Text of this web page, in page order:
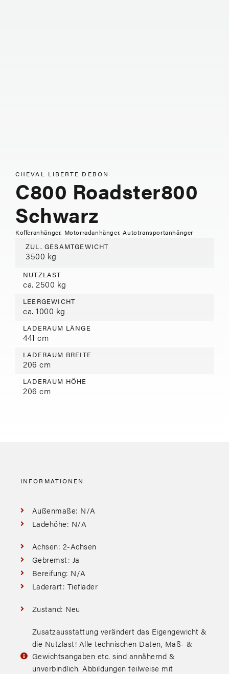
CHEVAL LIBERTE DEBON
C800 Roadster800
Schwarz
Kofferanhänger, Motorradanhänger, Autotransportanhänger
ZUL. GESAMTGEWICHT
3500 kg
NUTZLAST
ca. 2500 kg
LEERGEWICHT
ca. 1000 kg
LADERAUM LÄNGE
441 cm
LADERAUM BREITE
206 cm
LADERAUM HÖHE
206 cm
INFORMATIONEN
Außenmaße: N/A
Ladehöhe: N/A
Achsen: 2-Achsen
Gebremst: Ja
Bereifung: N/A
Laderart: Tieflader
Zustand: Neu
Zusatzausstattung verändert das Eigengewicht &
die Nutzlast! Alle technischen Daten, Maß- &
Gewichtsangaben etc. sind annähernd &
unverbindlich. Abbildungen teilweise mit